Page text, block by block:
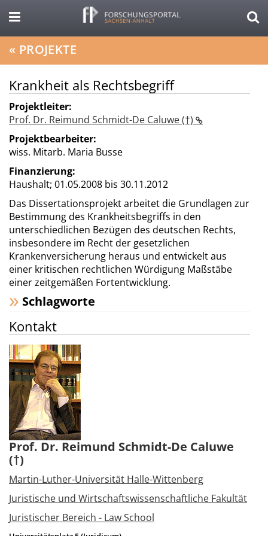
« PROJEKTE
Krankheit als Rechtsbegriff
Projektleiter:
Prof. Dr. Reimund Schmidt-De Caluwe (†)
Projektbearbeiter:
wiss. Mitarb. Maria Busse
Finanzierung:
Haushalt; 01.05.2008 bis 30.11.2012
Das Dissertationsprojekt arbeitet die Grundlagen zur
Bestimmung des Krankheitsbegriffs in den
unterschiedlichen Bezügen des deutschen Rechts,
insbesondere im Recht der gesetzlichen
Krankenversicherung heraus und entwickelt aus
einer kritischen rechtlichen Würdigung Maßstäbe
einer zeitgemäßen Fortentwicklung.
Schlagworte
Kontakt
Prof. Dr. Reimund Schmidt-De Caluwe
(†)
Martin-Luther-Universität Halle-Wittenberg
Juristische und Wirtschaftswissenschaftliche Fakultät
Juristischer Bereich - Law School